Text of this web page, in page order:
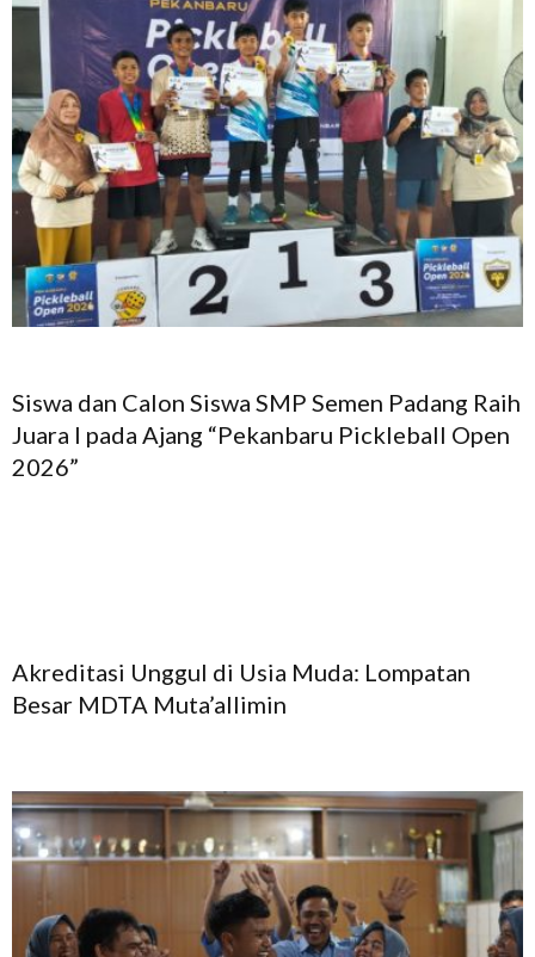
Siswa dan Calon Siswa SMP Semen Padang Raih
Juara I pada Ajang “Pekanbaru Pickleball Open
2026”
Akreditasi Unggul di Usia Muda: Lompatan
Besar MDTA Muta’allimin